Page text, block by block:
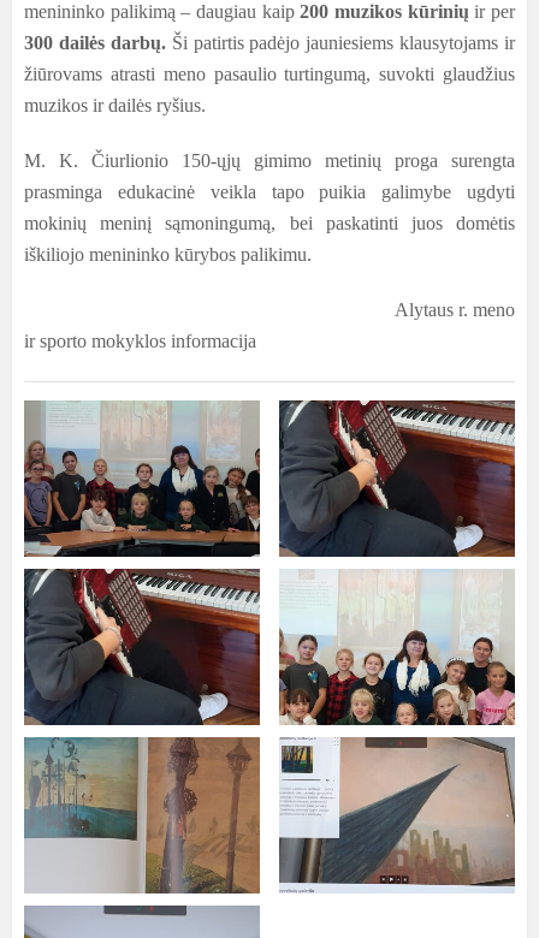
menininko palikimą – daugiau kaip200 muzikos kūrinių ir per
300 dailės darbų.Ši patirtis padėjo jauniesiems klausytojams ir
žiūrovams atrasti meno pasaulio turtingumą, suvokti glaudžius
muzikos ir dailės ryšius.
M. K. Čiurlionio 150-ųjų gimimo metinių proga surengta
prasminga edukacinė veikla tapo puikia galimybe ugdyti
mokinių meninį sąmoningumą, bei paskatinti juos domėtis
iškiliojo menininko kūrybos palikimu.
Alytaus r. meno
ir sporto mokyklos informacija